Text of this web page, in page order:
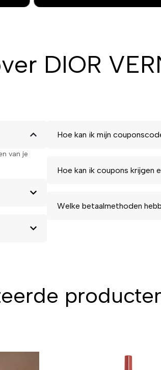
DIOR
van je
Hoe kan ik mijn
Hoe kan ik coupons krijgen
Welke betaalmethoden